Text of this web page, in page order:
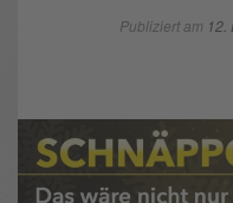
Publiziert am 12.